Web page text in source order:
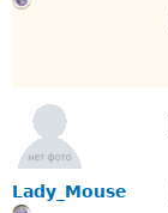
Lady_Mouse